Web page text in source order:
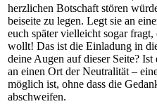
herzlichen Botschaft stören
beiseite zu legen. Legt sie an
euch später vielleicht sogar
wollt! Das ist die Einladung in
deine Augen auf dieser Seite?
an einen Ort der Neutralität –
möglich ist, ohne dass die
abschweifen.